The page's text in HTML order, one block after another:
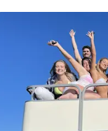
até a